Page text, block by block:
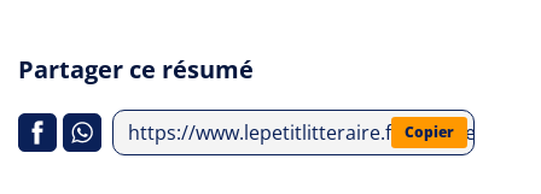
Partager ce résumé
https://www.lepetitlitteraire.fr/analyses-
Copier